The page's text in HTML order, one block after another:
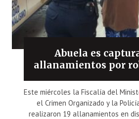
Abuela es
allanamientos por
Este miércoles la Fiscalía del
el Crimen Organizado y la
realizaron 19 allanamientos en